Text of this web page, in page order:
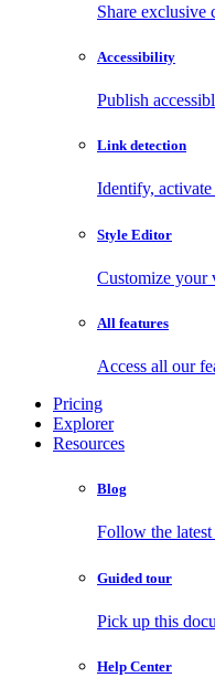
Share exclusive
Accessibility
Publish
Link detection
Identify,
Style Editor
Customize your
All features
Access all our
Pricing
Explorer
Resources
Blog
Follow the
Guided tour
Pick up this
Help Center